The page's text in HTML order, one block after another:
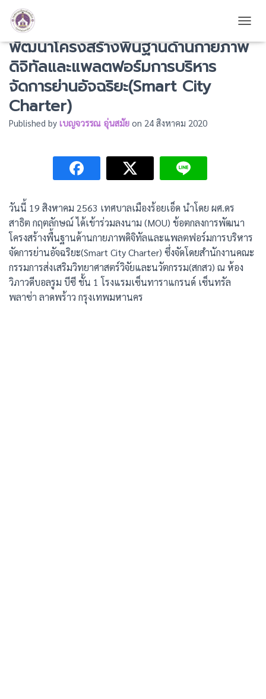
ได้เข้าร่วมลงนาม (MOU) ข้อตกลงการ
พัฒนาโครงสร้างพื้นฐานด้านกายภาพ
ดิจิทัลและแพลตฟอร์มการบริหาร
จัดการย่านอัจฉริยะ(Smart City
Charter)
Published by เบญจวรรณ อุ่นสมัย on 24 สิงหาคม 2020
วันนี้ 19 สิงหาคม 2563 เทศบาลเมืองร้อยเอ็ด นำโดย ผศ.ดร
สาธิต กฤตลักษณ์ ได้เข้าร่วมลงนาม (MOU) ข้อตกลงการพัฒนา
โครงสร้างพื้นฐานด้านกายภาพดิจิทัลและแพลตฟอร์มการบริหาร
จัดการย่านอัจฉริยะ(Smart City Charter) ซึ่งจัดโดยสำนักงานคณะ
กรรมการส่งเสริมวิทยาศาสตร์วิจัยและนวัตกรรม(สกสว) ณ ห้อง
วิภาวดีบอลรูม บีซี ชั้น 1 โรงแรมเซ็นทาราแกรนด์ เซ็นทรัล
พลาซ่า ลาดพร้าว กรุงเทพมหานคร